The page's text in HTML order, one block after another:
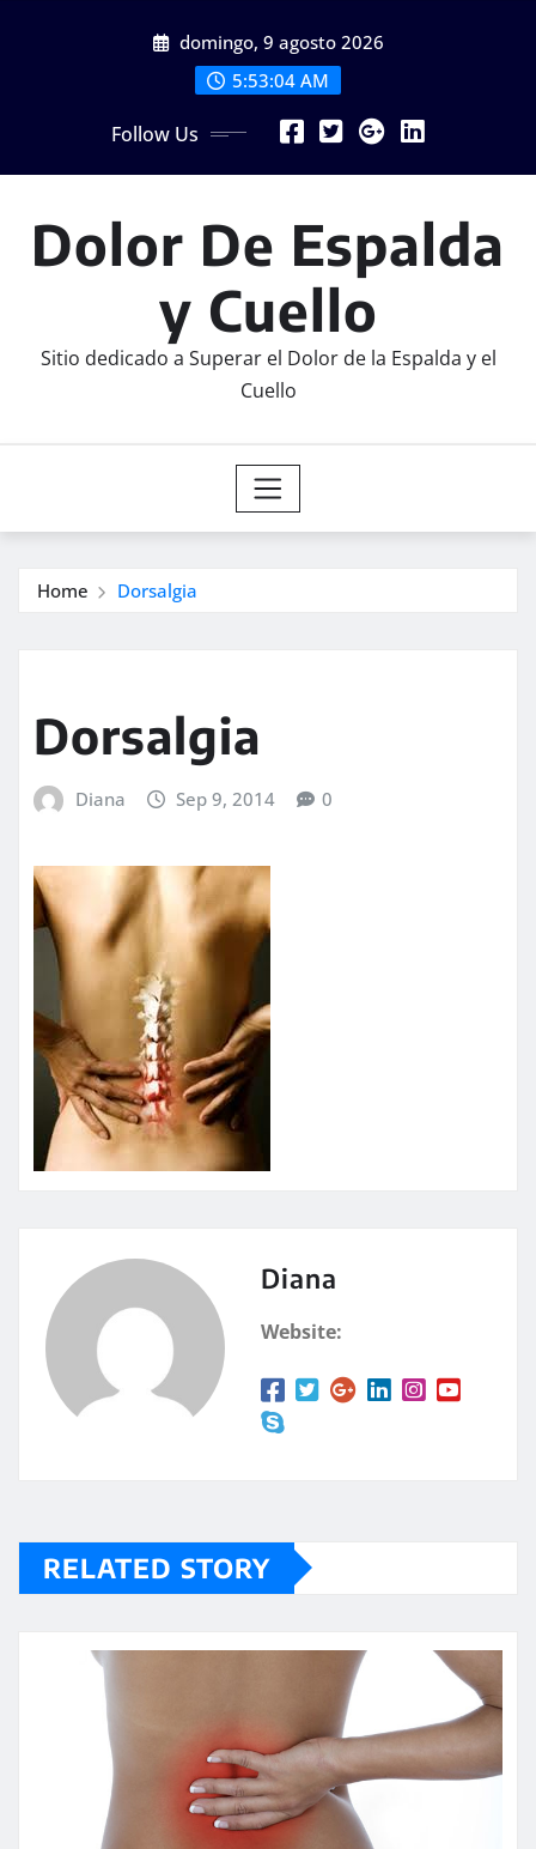
domingo, 9 agosto 2026
5:53:05 AM
Follow Us
Dolor De Espalda
y Cuello
Sitio dedicado a Superar el Dolor de la Espalda y el
Cuello
Home Dorsalgia
Dorsalgia
Diana Sep 9, 2014 0
Diana
Website:
RELATED STORY